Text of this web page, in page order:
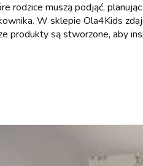
rodzice muszą podjąć,
W sklepie Ola4Kids
produkty są stworzone, aby